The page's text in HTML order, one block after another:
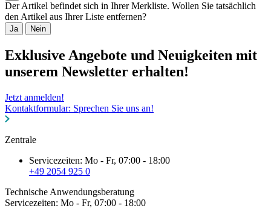
Der Artikel befindet sich in Ihrer Merkliste. Wollen Sie tatsächlich
den Artikel aus Ihrer Liste entfernen?
Ja Nein
Exklusive Angebote und Neuigkeiten mit
unserem Newsletter erhalten!
Jetzt anmelden!
Kontaktformular: Sprechen Sie uns an!
Zentrale
Servicezeiten: Mo - Fr, 07:00 - 18:00
+49 2054 925 0
Technische Anwendungsberatung
Servicezeiten: Mo - Fr, 07:00 - 18:00